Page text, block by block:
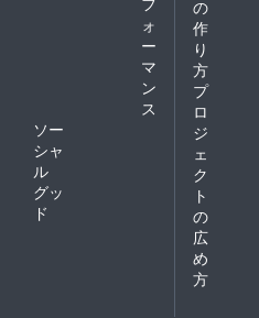
ォ
ー
マ
ン
ス
ソー
シャ
ル
グッ
ド
の
作
り
方
プ
ロ
ジ
ェ
ク
ト
の
広
め
方